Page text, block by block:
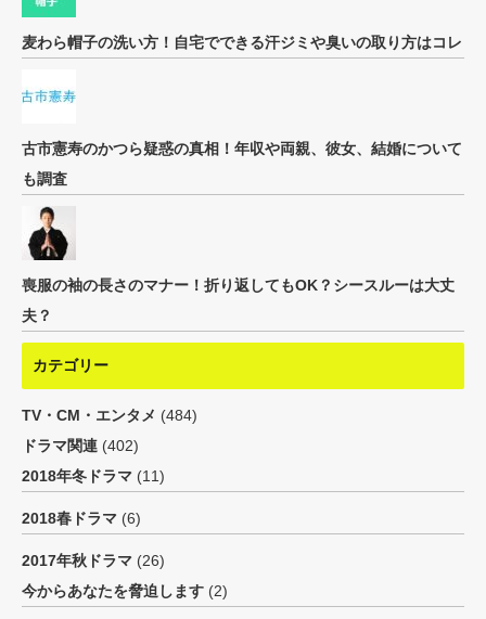
麦わら帽子の洗い方！自宅でできる汗ジミや臭いの取り方はコレ
古市憲寿のかつら疑惑の真相！年収や両親、彼女、結婚について
も調査
喪服の袖の長さのマナー！折り返してもOK？シースルーは大丈
夫？
カテゴリー
TV・CM・エンタメ (484)
ドラマ関連 (402)
2018年冬ドラマ (11)
2018春ドラマ (6)
2017年秋ドラマ (26)
今からあなたを脅迫します (2)